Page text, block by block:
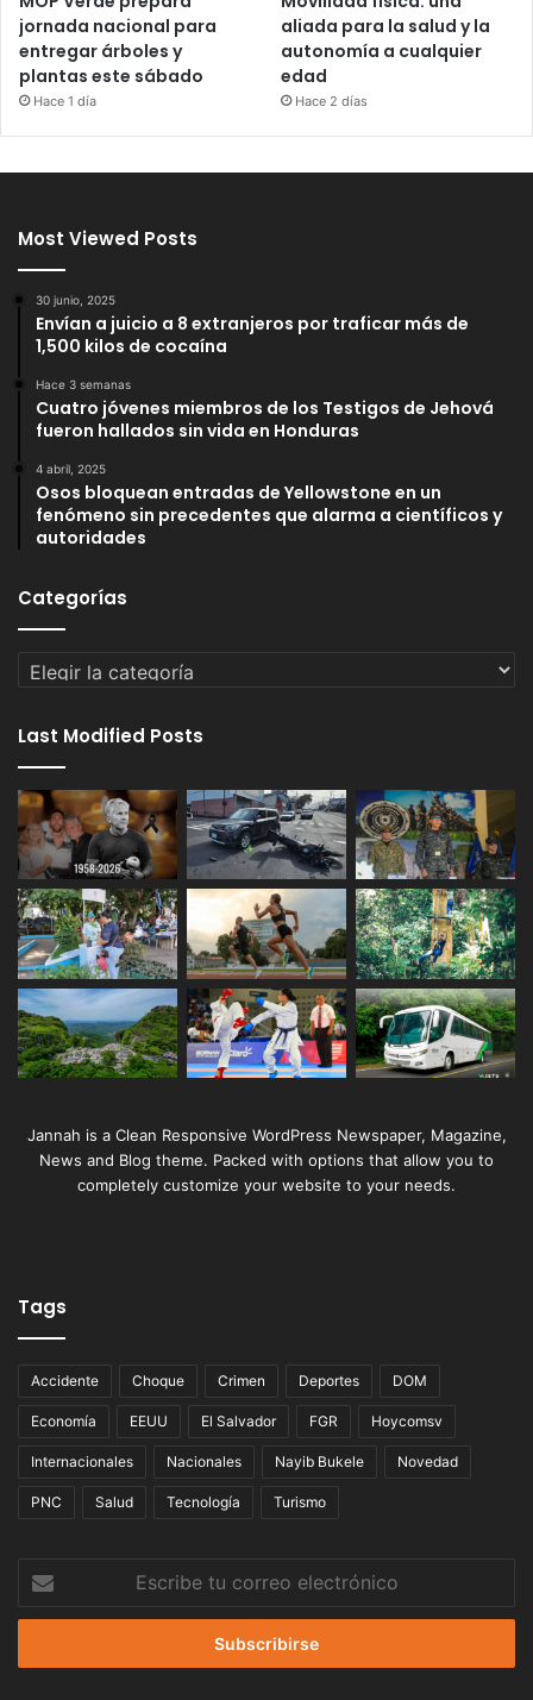
jornada nacional para
entregar árboles y
plantas este sábado
Hace 1 día
aliada para la salud y la
autonomía a cualquier
edad
Hace 2 días
Most Viewed Posts
30 junio, 2025
Envían a juicio a 8 extranjeros por traficar más de
1,500 kilos de cocaína
Hace 3 semanas
Cuatro jóvenes miembros de los Testigos de Jehová
fueron hallados sin vida en Honduras
4 abril, 2025
Osos bloquean entradas de Yellowstone en un
fenómeno sin precedentes que alarma a científicos y
autoridades
Categorías
Categorías
Last Modified Posts
Jannah is a Clean Responsive WordPress Newspaper, Magazine,
News and Blog theme. Packed with options that allow you to
completely customize your website to your needs.
Tags
Accidente Choque Crimen Deportes DOM
Economía EEUU El Salvador FGR Hoycomsv
Internacionales Nacionales Nayib Bukele Novedad
PNC Salud Tecnología Turismo
Escribe
tu
correo